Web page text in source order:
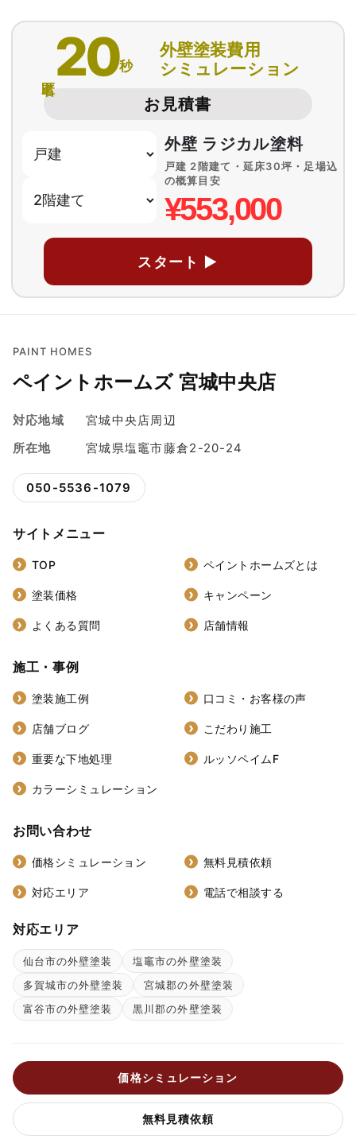
20秒
外壁塗装費用
シミュレーション
お見積書
外壁 ラジカル塗料
戸建 2階建て・延床30坪・足場込
の概算目安
¥553,000
スタート ▶
PAINT HOMES
ペイントホームズ 宮城中央店
対応地域
宮城中央店周辺
所在地
宮城県塩竈市藤倉2-20-24
050-5536-1079
サイトメニュー
TOP ペイントホームズとは
塗装価格 キャンペーン
よくある質問 店舗情報
施工・事例
塗装施工例 口コミ・お客様の声
店舗ブログ こだわり施工
重要な下地処理 ルッソペイムF
カラーシミュレーション
お問い合わせ
価格シミュレーション 無料見積依頼
対応エリア 電話で相談する
対応エリア
仙台市の外壁塗装
塩竈市の外壁塗装
多賀城市の外壁塗装
宮城郡の外壁塗装
富谷市の外壁塗装
黒川郡の外壁塗装
価格シミュレーション
無料見積依頼